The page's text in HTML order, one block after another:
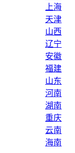
上海
天津
山西
辽宁
安徽
福建
山东
河南
湖南
重庆
云南
海南